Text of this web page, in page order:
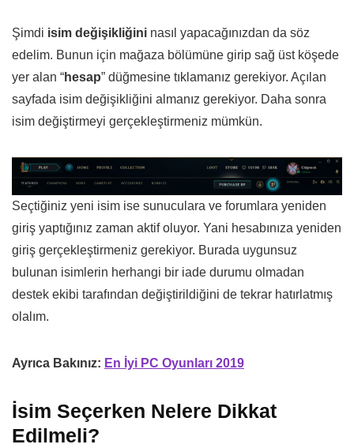
Şimdi isim değişikliğini nasıl yapacağınızdan da söz
edelim. Bunun için mağaza bölümüne girip sağ üst köşede
yer alan “hesap” düğmesine tıklamanız gerekiyor. Açılan
sayfada isim değişikliğini almanız gerekiyor. Daha sonra
isim değiştirmeyi gerçekleştirmeniz mümkün.
Seçtiğiniz yeni isim ise sunuculara ve forumlara yeniden
giriş yaptığınız zaman aktif oluyor. Yani hesabınıza yeniden
giriş gerçekleştirmeniz gerekiyor. Burada uygunsuz
bulunan isimlerin herhangi bir iade durumu olmadan
destek ekibi tarafından değiştirildiğini de tekrar hatırlatmış
olalım.
Ayrıca Bakınız: En İyi PC Oyunları 2019
İsim Seçerken Nelere Dikkat
Edilmeli?